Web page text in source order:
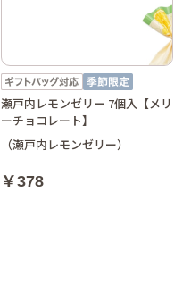
瀬戸内レモンゼリー 7個入【メリ
ーチョコレート】
（瀬戸内レモンゼリー）
￥378